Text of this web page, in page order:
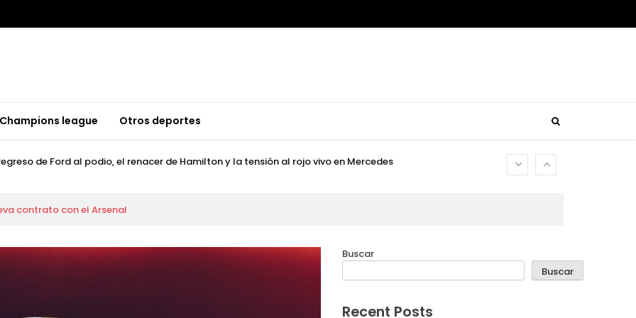
Champions league Otros deportes
mundial: Alcaraz completa el Grand Slam mientras Fonseca busca reencontrar su rumbo
de Ford al podio, el renacer de Hamilton y la tensión al rojo vivo en Mercedes
Botafogo recibe al Barcelona SC
mundial: Alcaraz completa el Grand Slam mientras Fonseca busca reencontrar su rumbo
contrato con el Arsenal
Buscar
Buscar
Recent Posts